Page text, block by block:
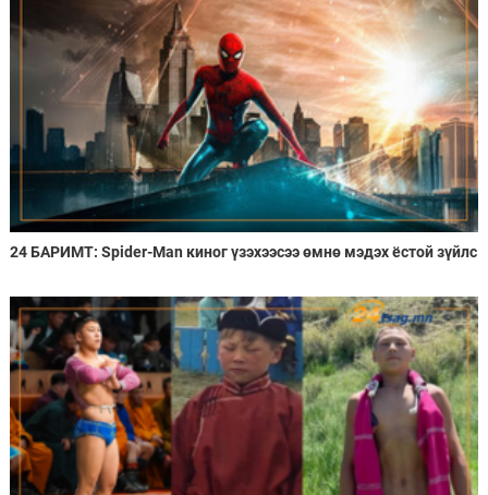
24 БАРИМТ: Spider-Man киног үзэхээсээ өмнө мэдэх ёстой зүйлс